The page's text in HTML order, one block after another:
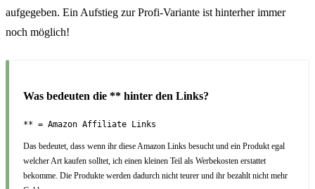
aufgegeben. Ein Aufstieg zur Profi-Variante ist hinterher immer
noch möglich!
Was bedeuten die ** hinter den Links?
** = Amazon Affiliate Links
Das bedeutet, dass wenn ihr diese Amazon Links besucht und ein Produkt egal
welcher Art kaufen solltet, ich einen kleinen Teil als Werbekosten erstattet
bekomme. Die Produkte werden dadurch nicht teurer und ihr bezahlt nicht mehr